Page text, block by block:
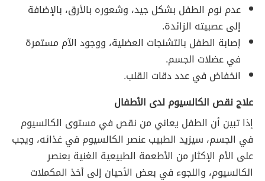
عدم نوم الطفل بشكل جيد، وشعوره بالأرق، بالإضافة
إلى عصبيته الزائدة.
إصابة الطفل بالتشنجات العضلية، ووجود الآم مستمرة
في عضلات الجسم.
انخفاض في عدد دقات القلب.
علاج نقص الكالسيوم لدى الأطفال
إذا تبين أن الطفل يعاني من نقص في مستوى الكالسيوم
في الجسم، سيزيد الطبيب عنصر الكالسيوم في غذائه، ويجب
على الأم الإكثار من الأطعمة الطبيعية الغنية بعنصر
الكالسيوم، واللجوء في بعض الأحيان إلى أخذ المكملات